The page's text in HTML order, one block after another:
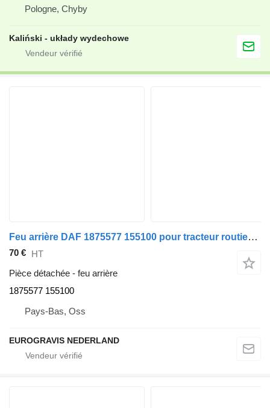
Pologne, Chyby
Kaliński - układy wydechowe
Feu arrière DAF 1875577 155100 pour tracteur routier DAF XF105/106
70 € HT
Pièce détachée - feu arrière
1875577 155100
Pays-Bas, Oss
EUROGRAVIS NEDERLAND